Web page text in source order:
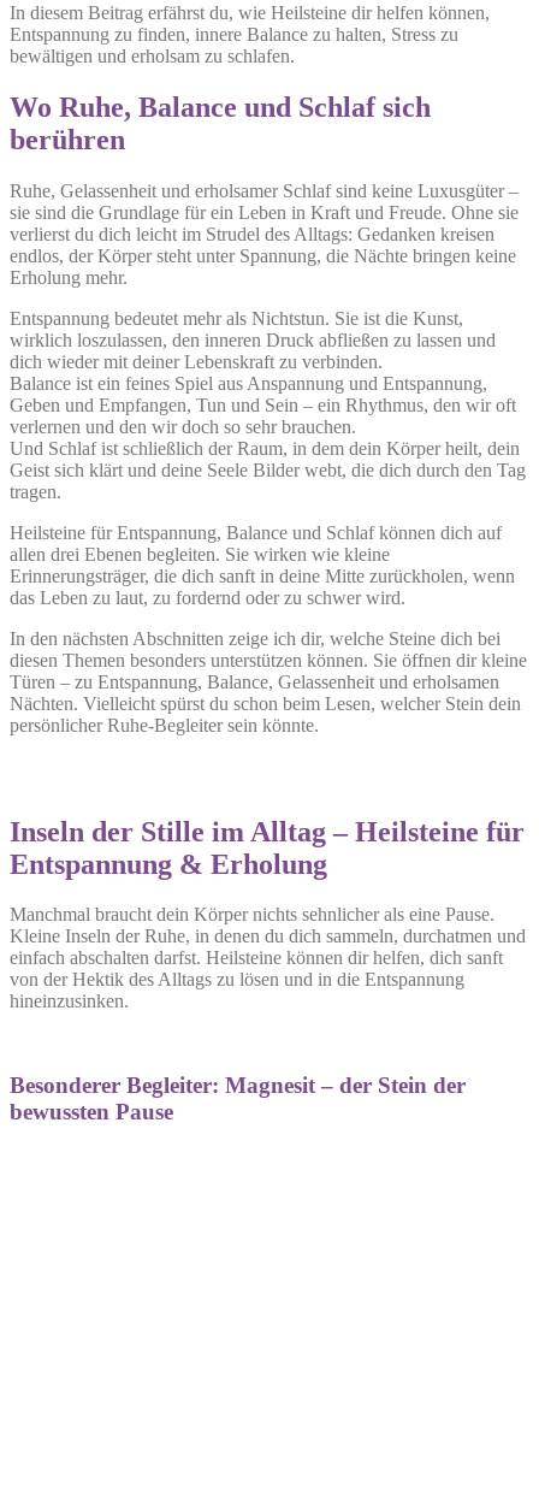
In diesem Beitrag erfährst du, wie Heilsteine dir helfen können,
Entspannung zu finden, innere Balance zu halten, Stress zu
bewältigen und erholsam zu schlafen.
Wo Ruhe, Balance und Schlaf sich
berühren
Ruhe, Gelassenheit und erholsamer Schlaf sind keine Luxusgüter –
sie sind die Grundlage für ein Leben in Kraft und Freude. Ohne sie
verlierst du dich leicht im Strudel des Alltags: Gedanken kreisen
endlos, der Körper steht unter Spannung, die Nächte bringen keine
Erholung mehr.
Entspannung bedeutet mehr als Nichtstun. Sie ist die Kunst,
wirklich loszulassen, den inneren Druck abfließen zu lassen und
dich wieder mit deiner Lebenskraft zu verbinden.
Balance ist ein feines Spiel aus Anspannung und Entspannung,
Geben und Empfangen, Tun und Sein – ein Rhythmus, den wir oft
verlernen und den wir doch so sehr brauchen.
Und Schlaf ist schließlich der Raum, in dem dein Körper heilt, dein
Geist sich klärt und deine Seele Bilder webt, die dich durch den Tag
tragen.
Heilsteine für Entspannung, Balance und Schlaf können dich auf
allen drei Ebenen begleiten. Sie wirken wie kleine
Erinnerungsträger, die dich sanft in deine Mitte zurückholen, wenn
das Leben zu laut, zu fordernd oder zu schwer wird.
In den nächsten Abschnitten zeige ich dir, welche Steine dich bei
diesen Themen besonders unterstützen können. Sie öffnen dir kleine
Türen – zu Entspannung, Balance, Gelassenheit und erholsamen
Nächten. Vielleicht spürst du schon beim Lesen, welcher Stein dein
persönlicher Ruhe-Begleiter sein könnte.
Inseln der Stille im Alltag – Heilsteine für
Entspannung & Erholung
Manchmal braucht dein Körper nichts sehnlicher als eine Pause.
Kleine Inseln der Ruhe, in denen du dich sammeln, durchatmen und
einfach abschalten darfst. Heilsteine können dir helfen, dich sanft
von der Hektik des Alltags zu lösen und in die Entspannung
hineinzusinken.
Besonderer Begleiter: Magnesit – der Stein der
bewussten Pause